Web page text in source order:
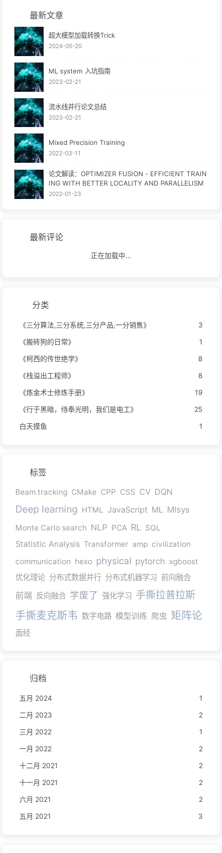
最新文章
超大模型加载转换Trick
2024-05-20
ML system 入坑指南
2023-02-21
流水线并行论文总结
2023-02-21
Mixed Precision Training
2022-03-11
论文解读：OPTIMIZER FUSION - EFFICIENT TRAIN
ING WITH BETTER LOCALITY AND PARALLELISM
2022-01-23
最新评论
正在加载中...
分类
《三分算法,三分系统,三分产品,一分销售》
3
《搬砖狗的日常》
1
《柯西的传世绝学》
8
《栈溢出工程师》
8
《炼金术士修炼手册》
19
《行于黑暗，侍奉光明，我们是电工》
25
白天摸鱼
1
标签
Beam tracking CMake CPP CSS CV DQN
Deep learning HTML JavaScript ML Mlsys
Monte Carlo search NLP PCA RL SQL
Statistic Analysis Transformer amp civilization
communication hexo physical pytorch xgboost
优化理论 分布式数据并行 分布式机器学习 前向融合
前端 反向融合 学废了 强化学习 手撕拉普拉斯
手撕麦克斯韦 数字电路 模型训练 爬虫 矩阵论
面经
归档
五月 2024
1
二月 2023
2
三月 2022
1
一月 2022
2
十二月 2021
2
十一月 2021
2
六月 2021
2
五月 2021
3